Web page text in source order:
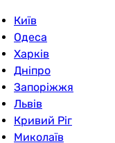
Київ
Одеса
Харків
Дніпро
Запоріжжя
Львів
Кривий Ріг
Миколаїв